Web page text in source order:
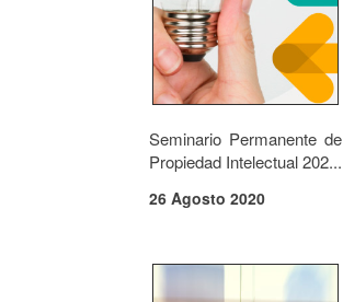
Seminario Permanente de
Propiedad Intelectual 202...
26 Agosto 2020